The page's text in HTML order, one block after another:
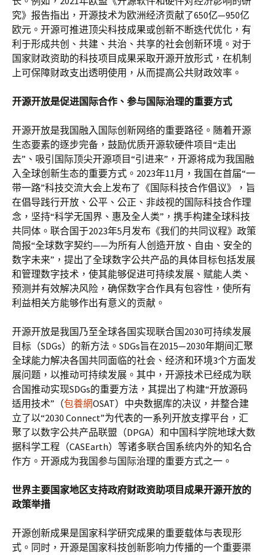
究》报告指出，开源技术为欧洲经济贡献了650亿—950亿
欧元。开源可推进顶尖科技成果或创新不断迭代优化，有
利于形成共创、共建、共治、共享的社会创新环境。对于
国家财政资助的科技项目成果采取开源开放形式，在机制
上可保障财政支出透明使用，从而提高公共财政效率。
开源开放是促进国际合作、参与国际治理的重要方式
开源开放是我国融入国际创新网络的重要路径。随着开源
生态要素的逐步完备，鼓励优质开源软硬件项目“走出
去”、吸引国际顶尖开源项目“引进来”，开源将成为我国融
入全球创新生态的重要方式。2023年11月，我国在首届“一
带一路”科技交流大会上发布了《国际科技合作倡议》，旨
在倡导践行开放、公平、公正、非歧视的国际科技合作理
念，坚持“科学无国界、惠及全人类”，携手构建全球科技
共同体。联合国于2023年5月发布《我们的共同议程》政策
简报“全球数字契约——为所有人创造开放、自由、安全的
数字未来”，提出了全球数字公共产品的具体目标包括发展
和管理数字技术，使其能够促进可持续发展、赋能人类、
预测并有效解决风险，确保数字合作具有包容性，使所有
利益相关方能够作出有意义的贡献。
开源开放是我国乃至全球各国实现联合国2030可持续发展
目标（SDGs）的新方法。SDGs旨在2015—2030年期间汇聚
全球能力解决各国共同面临的社会、经济和环境3个方面发
展问题，以推动可持续发展。其中，开源技术已经成为联
合国推动实现SDGs的重要方法，其提出了构建“开放源码
适用技术”（包養網OSAT）中央数据库的决议，并整合建
立了以“2030 Connect”为代表的一系列开放支撑平台，汇
聚了以数字公共产品联盟（DPGA）和中国科学院地球大数
据科学工程（CASEarth）等诸多联合国系统内外的知名合
作方。开源成为我国参与国际治理的重要方式之一。
世界主要国家地区支持政府财政资助项目成果开源开放的
政策举措
开源创新成果是国家科学研究成果的重要载体与表现形
式。同时，开源是国家科技创新影响力传播的一个重要渠